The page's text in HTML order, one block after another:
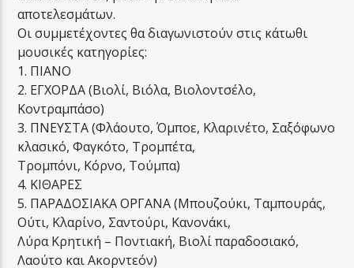
αποτελεσμάτων.
Οι συμμετέχοντες θα διαγωνιστούν στις κάτωθι
μουσικές κατηγορίες:
1. ΠΙΑΝΟ
2. ΕΓΧΟΡΔΑ (Βιολί, Βιόλα, Βιολοντσέλο,
Κοντραμπάσο)
3. ΠΝΕΥΣΤΑ (Φλάουτο, Όμποε, Κλαρινέτο, Σαξόφωνο
κλασικό, Φαγκότο, Τρομπέτα,
Τρομπόνι, Κόρνο, Τούμπα)
4. ΚΙΘΑΡΕΣ
5. ΠΑΡΑΔΟΣΙΑΚΑ ΟΡΓΑΝΑ (Μπουζούκι, Ταμπουράς,
Ούτι, Κλαρίνο, Σαντούρι, Κανονάκι,
Λύρα Κρητική – Ποντιακή, Βιολί παραδοσιακό,
Λαούτο και Ακορντεόν)